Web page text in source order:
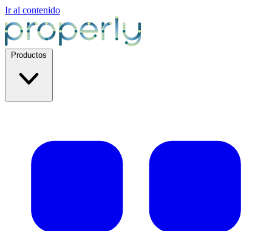
Ir al contenido